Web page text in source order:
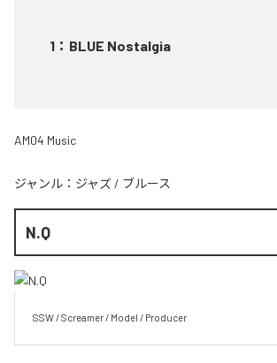
1 ： BLUE Nostalgia
AM04 Music
ジャンル： ジャズ / ブルース
N.Q
SSW / Screamer / Model / Producer